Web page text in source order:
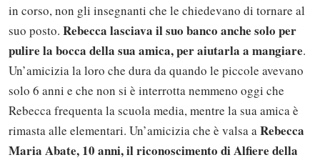
in corso, non gli insegnanti che le chiedevano di tornare al
suo posto. Rebecca lasciava il suo banco anche solo per
pulire la bocca della sua amica, per aiutarla a mangiare.
Un’amicizia la loro che dura da quando le piccole avevano
solo 6 anni e che non si è interrotta nemmeno oggi che
Rebecca frequenta la scuola media, mentre la sua amica è
rimasta alle elementari. Un’amicizia che è valsa a Rebecca
Maria Abate, 10 anni, il riconoscimento di Alfiere della